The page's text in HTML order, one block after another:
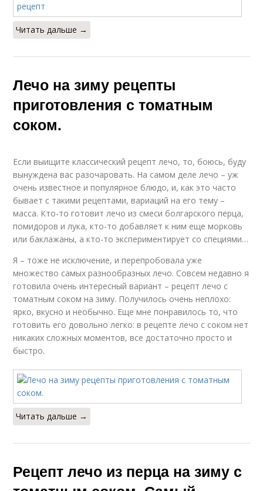
Читать дальше →
Лечо на зиму рецепты
приготовления с томатным
соком.
Если выищите классический рецепт лечо, то, боюсь, буду
вынуждена вас разочаровать. На самом деле лечо – уж
очень известное и популярное блюдо, и, как это часто
бывает с такими рецептами, вариаций на его тему –
масса. Кто-то готовит лечо из смеси болгарского перца,
помидоров и лука, кто-то добавляет к ним еще морковь
или баклажаны, а кто-то экспериментирует со специями…
Я – тоже не исключение, и перепробовала уже
множество самых разнообразных лечо. Совсем недавно я
готовила очень интересный вариант – рецепт лечо с
томатным соком на зиму. Получилось очень неплохо:
ярко, вкусно и необычно. Еще мне понравилось то, что
готовить его довольно легко: в рецепте лечо с соком нет
никаких сложных моментов, все достаточно просто и
быстро.
Читать дальше →
Рецепт лечо из перца на зиму с